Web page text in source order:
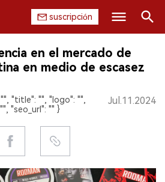
suscripción
Buscar
en el mercado de
en medio de escasez
"title": "", "logo": "",
"seo_url": "" }
Jul.11.2024